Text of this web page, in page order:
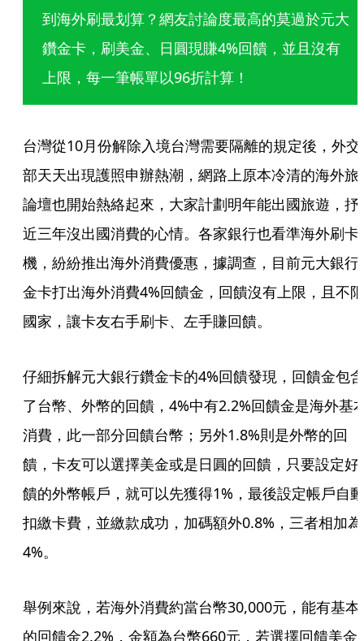
到海外刷最划算？網友討論度最高的莫過於元大
鑽金卡，刷美金、日圓現賺4%回饋，並且沒有
上限，每一筆帳單以96折計算！
台灣從10月份解除入境台灣需要隔離的規定後，外交
部天天出現護照申辦熱潮，網路上原本冷清的海外旅
論壇也開始熱絡起來，大家計劃明年能出國旅遊，抒
近三年沒出國消費的心情。各家銀行也看準海外刷卡
機，紛紛推出海外消費優惠，據調查，目前元大銀行
金卡打出海外消費4%回饋金，回饋沒有上限，且不限
國家，讓卡友右手刷卡、左手賺回饋。
仔細拆解元大銀行鑽金卡的4%回饋發現，回饋金包含
了台幣、外幣的回饋，4%中有2.2%回饋金是海外基
消費，此一部分回饋台幣；另外1.8%則是外幣的回
饋，卡友可以選擇美金或是日圓的回饋，只要設定好
饋的外幣帳戶，就可以先獲得1%，最後設定帳戶自動
扣繳卡費，並繳款成功，加碼額外0.8%，三者相加為
4%。
舉例來說，若海外消費約當台幣30,000元，能有基本
的回饋金2.2%，金額為台幣660元，若選擇回饋美金